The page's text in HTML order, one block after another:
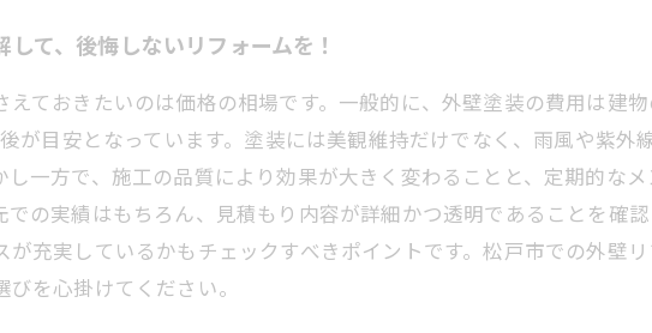
て、後悔しないリフォームを！
ておきたいのは価格の相場です。一般的に、外壁塗装の費用は建
が目安となっています。塗装には美観維持だけでなく、雨風や紫外
一方で、施工の品質により効果が大きく変わることと、定期的な
の実績はもちろん、見積もり内容が詳細かつ透明であることを確
充実しているかもチェックすべきポイントです。松戸市での外壁
を心掛けてください。